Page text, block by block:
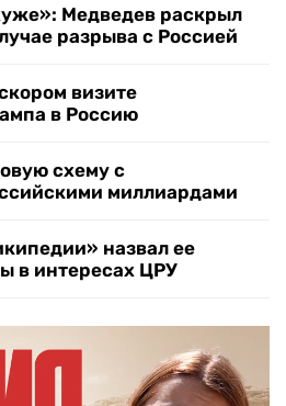
Медведев раскрыл
разрыва с Россией
визите
в Россию
схему с
миллиардами
назвал ее
в интересах ЦРУ